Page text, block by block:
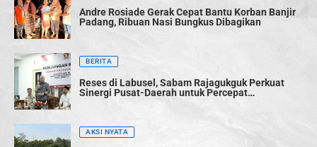
Andre Rosiade Gerak Cepat Bantu Korban Banjir
Padang, Ribuan Nasi Bungkus Dibagikan
BERITA
Reses di Labusel, Sabam Rajagukguk Perkuat
Sinergi Pusat-Daerah untuk Percepat
AKSI NYATA